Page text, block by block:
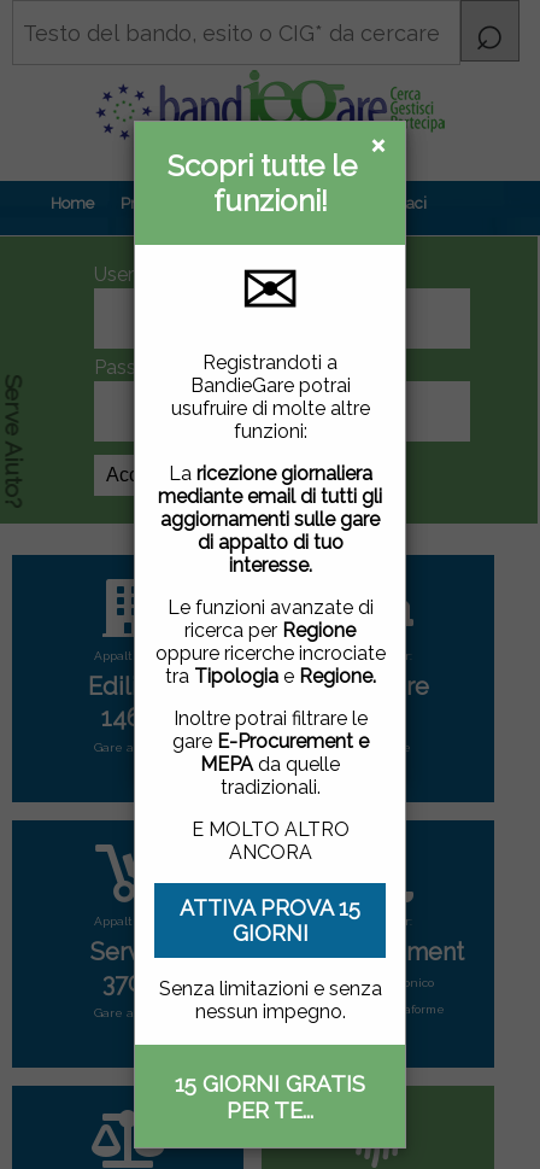
×
Informativa
privacy
Questo sito utilizza
cookie di terze parti per
migliorare la tua
esperienza di utilizzo. Se
vuoi saperne di più
qui .
Chiudendo questa
finestra, scorrendo questa
pagina, cliccando su un
link o proseguendo la
navigazione in altra
maniera, acconsenti
all'uso dei cookie.
ACCETTO |NON
ACCETTO
×
Scopri tutte le
funzioni!
✉
Registrandoti a
BandieGare potrai
usufruire di molte altre
funzioni:
La ricezione giornaliera
mediante email di tutti gli
aggiornamenti sulle gare
di appalto di tuo
interesse.
Le funzioni avanzate di
ricerca per Regione
oppure ricerche incrociate
tra Tipologiae Regione.
Inoltre potrai filtrare le
gare E-Procurement e
MEPAda quelle
tradizionali.
E MOLTO ALTRO
ANCORA
ATTIVA PROVA 15
GIORNI
Senza limitazioni e senza
nessun impegno.
15 GIORNI GRATIS
PER TE...
Home Prova gratuita Contenuti Contattaci
UserID
Password
Crea Account
Serve Aiuto?
Appalti per:
Edilizia
1465
Gare attive
Appalti per:
Forniture
2792
Gare attive
Appalti per:
Servizi
3702
Gare attive
Appalti per:
E-Procurement
Mercato elettonico
di tutte le piattaforme